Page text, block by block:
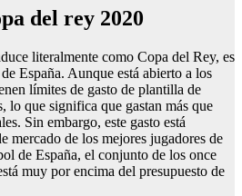
del rey 2020
literalmente como Copa del Rey, es
España. Aunque está abierto a los
límites de gasto de plantilla de
lo que significa que gastan más que
Sin embargo, este gasto está
mercado de los mejores jugadores de
de España, el conjunto de los once
muy por encima del presupuesto de